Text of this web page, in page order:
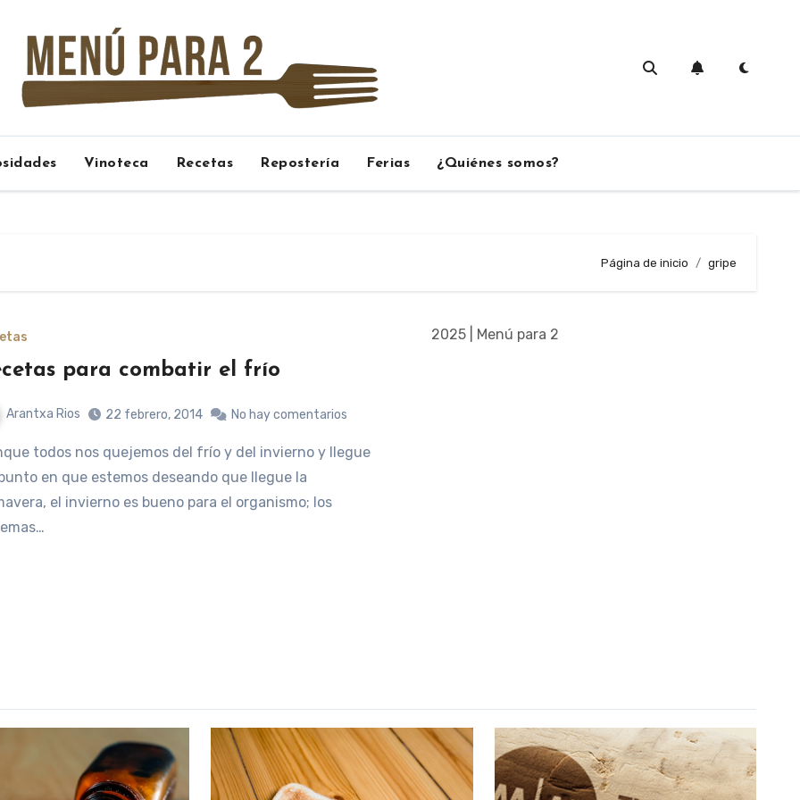
Vinoteca Recetas Repostería Ferias ¿Quiénes somos?
Página de inicio gripe
para combatir el frío
Arantxa Rios 22 febrero, 2014 No hay comentarios
en que estemos deseando que llegue la
el invierno es bueno para el organismo; los
2025 | Menú para 2